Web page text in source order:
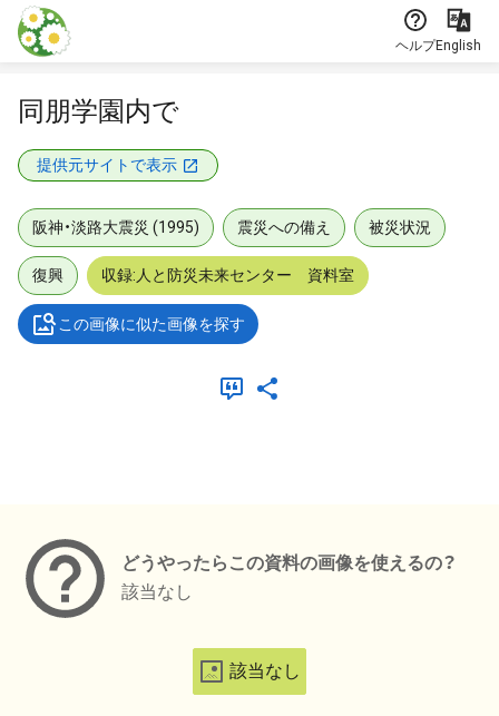
本文に飛ぶ
ヘルプEnglish
同朋学園内で
提供元サイトで表示
阪神・淡路大震災 (1995) 震災への備え 被災状況
復興 収録:人と防災未来センター 資料室
この画像に似た画像を探す
どうやったらこの資料の画像を使えるの？
該当なし
該当なし